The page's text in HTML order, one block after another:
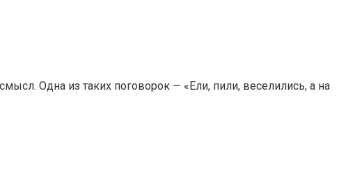
Одна из таких поговорок — «Ели, пили, веселились, а на